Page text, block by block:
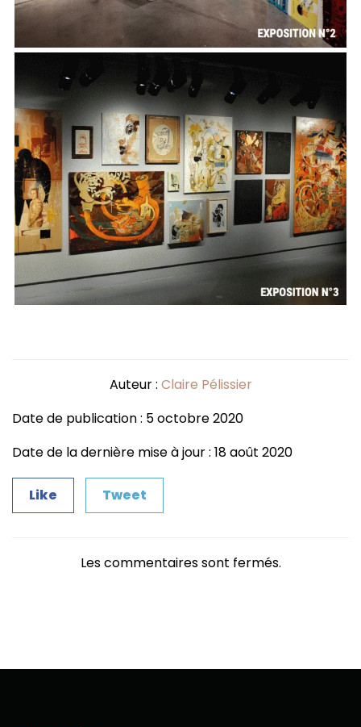
Auteur : Claire Pélissier
Date de publication : 5 octobre 2020
Date de la dernière mise à jour : 18 août 2020
Like Tweet
Les commentaires sont fermés.